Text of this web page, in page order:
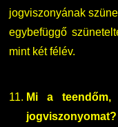
jogviszonyának
egybefüggő
mint két félév.
Mi a
jogviszonyomat?